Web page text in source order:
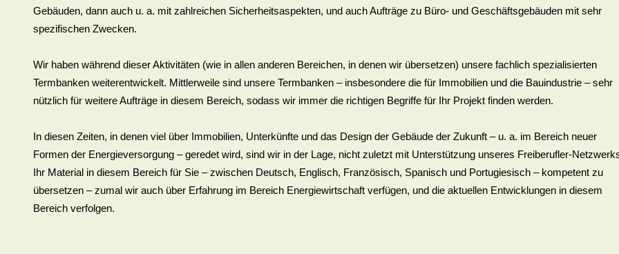
Gebäuden, dann auch u. a. mit zahlreichen Sicherheitsaspekten, und auch Aufträge zu Büro- und Geschäftsgebäuden mit sehr
spezifischen Zwecken.
Wir haben während dieser Aktivitäten (wie in allen anderen Bereichen, in denen wir übersetzen) unsere fachlich spezialisierten
Termbanken weiterentwickelt. Mittlerweile sind unsere Termbanken – insbesondere die für Immobilien und die Bauindustrie – sehr
nützlich für weitere Aufträge in diesem Bereich, sodass wir immer die richtigen Begriffe für Ihr Projekt finden werden.
In diesen Zeiten, in denen viel über Immobilien, Unterkünfte und das Design der Gebäude der Zukunft – u. a. im Bereich neuer
Formen der Energieversorgung – geredet wird, sind wir in der Lage, nicht zuletzt mit Unterstützung unseres Freiberufler-
Ihr Material in diesem Bereich für Sie – zwischen Deutsch, Englisch, Französisch, Spanisch und Portugiesisch – kompetent zu
übersetzen – zumal wir auch über Erfahrung im Bereich Energiewirtschaft verfügen, und die aktuellen Entwicklungen in diesem
Bereich verfolgen.